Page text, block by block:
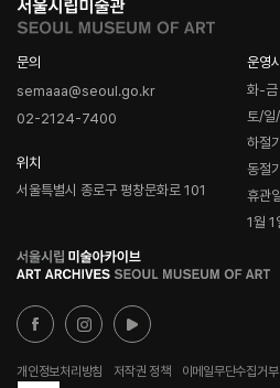
문의
semaaa@seoul.go.kr
02-2124-7400
위치
서울특별시 종로구 평창문화로 101
운영
화-금
토/일
하절
동절
휴관
1월 1
로
고
개인정보처리방침 저작권 정책 이메일무단수집거부